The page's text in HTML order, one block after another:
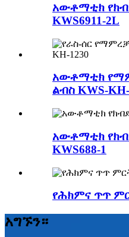
አውቶማቲክ
KWS6911-2L
አውቶማቲክ
ልብስ KWS-
አውቶማቲክ
KWS688-1
የሕክምና ጥጥ
አግኙን።